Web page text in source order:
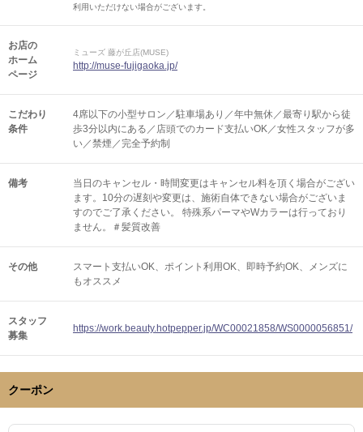
利用いただけない場合がございます。
お店の
ホーム
ページ
ミューズ 藤が丘店(MUSE)
http://muse-fujigaoka.jp/
こだわり
条件
4席以下の小型サロン／駐車場あり／年中無休／最寄り駅から徒
歩3分以内にある／店頭でのカード支払いOK／女性スタッフが多
い／禁煙／完全予約制
備考
当日のキャンセル・時間変更はキャンセル料を頂く場合がござい
ます。10分の遅刻や変更は、施術自体できない場合がございま
すのでご了承ください。 特殊系パーマやWカラーは行っており
ません。＃髪質改善
その他 スマート支払いOK ポイント利用OK 即時予約OK
メンズに
もオススメ
スタッフ
募集
https://work.beauty.hotpepper.jp/WC00021858/WS0000056851/
クーポン